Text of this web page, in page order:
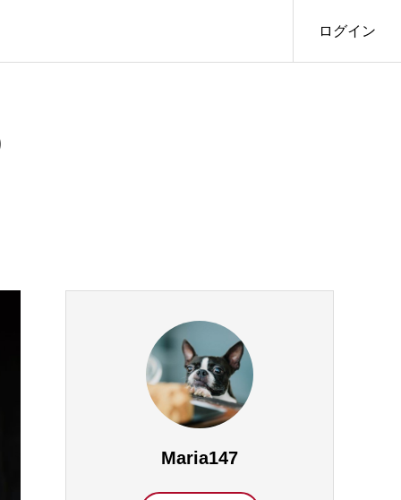
ログイン
Maria147